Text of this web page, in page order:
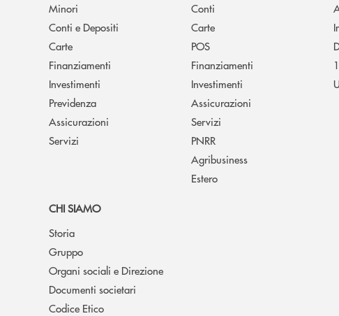
Minori
Conti e Depositi
Carte
Finanziamenti
Investimenti
Previdenza
Assicurazioni
Servizi
Conti
Carte
POS
Finanziamenti
Investimenti
Assicurazioni
Servizi
PNRR
Agribusiness
Estero
CHI SIAMO
Storia
Gruppo
Organi sociali e Direzione
Documenti societari
Codice Etico